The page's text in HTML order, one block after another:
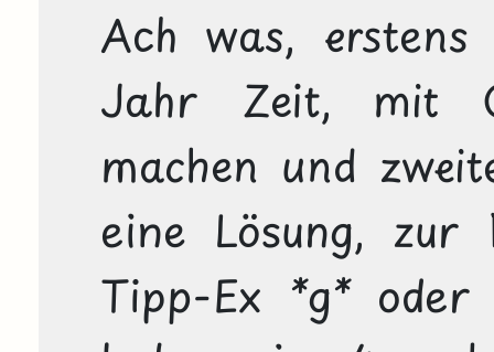
Ach was,
Jahr Zeit, mit
machen und
eine Lösung,
Tipp-Ex *g*